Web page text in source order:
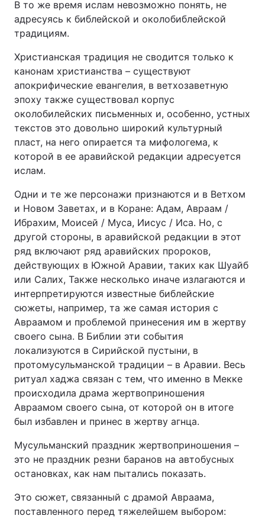
В то же время ислам невозможно понять, не
адресуясь к библейской и околобиблейской
традициям.
Христианская традиция не сводится только к
канонам христианства – существуют
апокрифические евангелия, в ветхозаветную
эпоху также существовал корпус
околобилейских письменных и, особенно, устных
текстов это довольно широкий культурный
пласт, на него опирается та мифологема, к
которой в ее аравийской редакции адресуется
ислам.
Одни и те же персонажи признаются и в Ветхом
и Новом Заветах, и в Коране: Адам, Авраам /
Ибрахим, Моисей / Муса, Иисус / Иса. Но, с
другой стороны, в аравийской редакции в этот
ряд включают ряд аравийских пророков,
действующих в Южной Аравии, таких как Шуайб
или Салих, Также несколько иначе излагаются и
интерпретируются известные библейские
сюжеты, например, та же самая история с
Авраамом и проблемой принесения им в жертву
своего сына. В Библии эти события
локализуются в Сирийской пустыни, в
протомусульманской традиции – в Аравии. Весь
ритуал хаджа связан с тем, что именно в Мекке
происходила драма жертвоприношения
Авраамом своего сына, от которой он в итоге
был избавлен и принес в жертву агнца.
Мусульманский праздник жертвоприношения –
это не праздник резни баранов на автобусных
остановках, как нам пытались показать.
Это сюжет, связанный с драмой Авраама,
поставленного перед тяжелейшем выбором: